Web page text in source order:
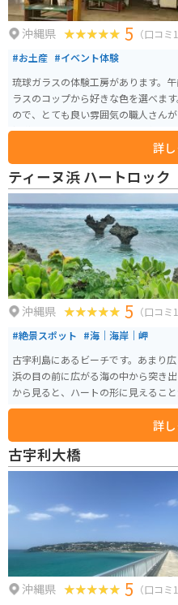
沖縄県 5 （口コミ
#お土産 #イベント体験
琉球ガラスの体験工房があります。
ラスのコップから好きな色を選べま
ので、とても良い雰囲気の職人さん
指導してくれますので、上手に作れ
産屋さんの商品と合わせて自宅まで
撮影を手伝ってくれたりもします。
詳
ティーヌ浜 ハートロック
沖縄県 5 （口コミ
#絶景スポット #海｜海岸｜岬
古宇利島にあるビーチです。あまり
浜の目の前に広がる海の中から突き
から見ると、ハートの形に見えるこ
詳
古宇利大橋
沖縄県 5 （口コミ